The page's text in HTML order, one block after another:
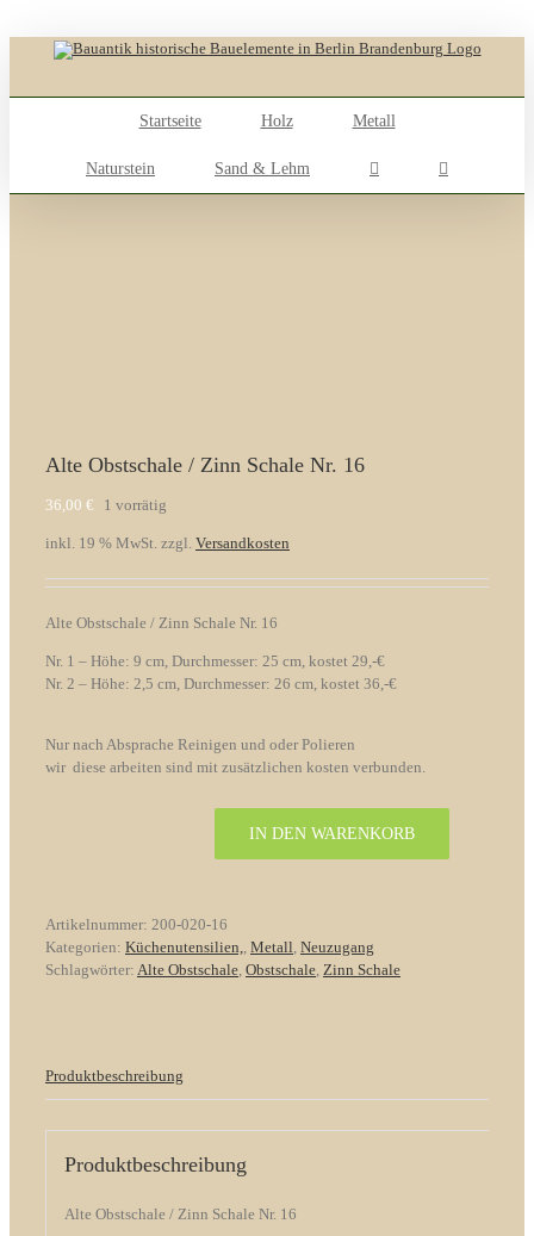
content
Startseite
Holz Metall
Naturstein Sand & Lehm
Alte Obstschale / Zinn Schale Nr. 16
36,00 € 1 vorrätig
inkl. 19 % MwSt. zzgl. Versandkosten
Alte Obstschale / Zinn Schale Nr. 16
Nr. 1 – Höhe: 9 cm, Durchmesser: 25 cm, kostet 29,-€
Nr. 2 – Höhe: 2,5 cm, Durchmesser: 26 cm, kostet 36,-€
Nur nach Absprache Reinigen und oder Polieren
wir diese arbeiten sind mit zusätzlichen kosten verbunden.
Schale
Nr.
16
IN DEN WARENKORB
Artikelnummer: 200-020-16
Kategorien: Küchenutensilien,, Metall, Neuzugang
Schlagwörter: Alte Obstschale, Obstschale, Zinn Schale
Produktbeschreibung
Produktbeschreibung
Alte Obstschale / Zinn Schale Nr. 16